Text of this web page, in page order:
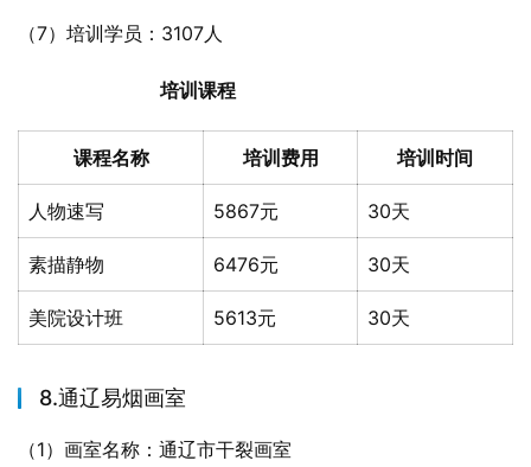
（7）培训学员：3107人
培训课程
课程名称 培训费用 培训时间
人物速写 5867元 30天
素描静物 6476元 30天
美院设计班 5613元 30天
8.通辽易烟画室
（1）画室名称：通辽市干裂画室